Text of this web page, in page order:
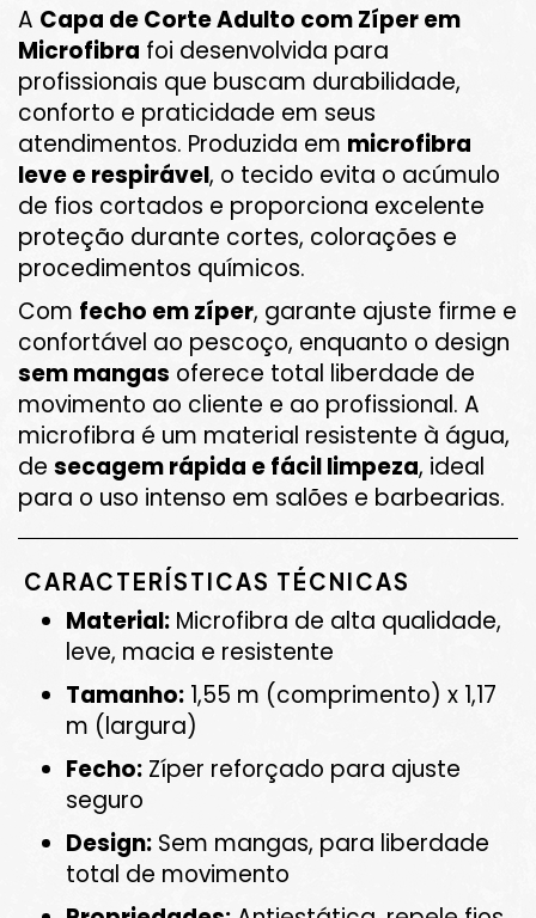
A Capa de Corte Adulto com Zíper em
Microfibra foi desenvolvida para
profissionais que buscam durabilidade,
conforto e praticidade em seus
atendimentos. Produzida em microfibra
leve e respirável, o tecido evita o acúmulo
de fios cortados e proporciona excelente
proteção durante cortes, colorações e
procedimentos químicos.
Com fecho em zíper, garante ajuste firme e
confortável ao pescoço, enquanto o design
sem mangas oferece total liberdade de
movimento ao cliente e ao profissional. A
microfibra é um material resistente à água,
de secagem rápida e fácil limpeza, ideal
para o uso intenso em salões e barbearias.
CARACTERÍSTICAS TÉCNICAS
Material: Microfibra de alta qualidade,
leve, macia e resistente
Tamanho: 1,55 m (comprimento) x 1,17
m (largura)
Fecho: Zíper reforçado para ajuste
seguro
Design: Sem mangas, para liberdade
total de movimento